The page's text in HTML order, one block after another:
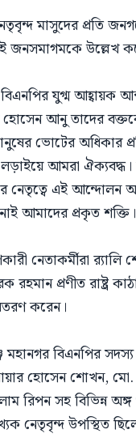
মাসুদের প্রতি
জনসমাগমকে উল্লেখ
বিএনপির যুগ্ম আহ্বায়ক
আনু তাদের
ভোটের অধিকার
আমরা ঐক্যবদ্ধ।
নেতৃত্বে এই আন্দোলন
আমাদের প্রকৃত
নেতাকর্মীরা র‌্যালি
প্রণীত রাষ্ট্র
করেন।
মহানগর বিএনপির
হোসেন শোখন,
রিপন সহ বিভিন্ন
নেতৃবৃন্দ উপস্থিত